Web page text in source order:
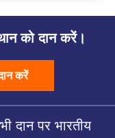
को दान करें।
करें
दान पर भारतीय